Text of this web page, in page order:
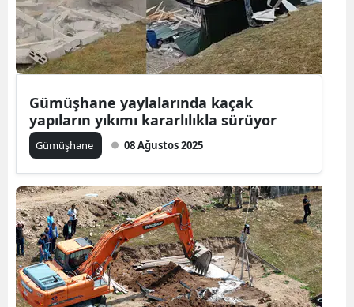
Çorum
Denizli
Edirne
Elazığ
Erzincan
Erzurum
Eskişehir
Gaziantep
Gümüşhane yaylalarında kaçak
yapıların yıkımı kararlılıkla sürüyor
Gümüşhane 08 Ağustos 2025